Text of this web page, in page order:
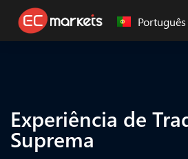
Português
Malay
Experiência de
Suprema